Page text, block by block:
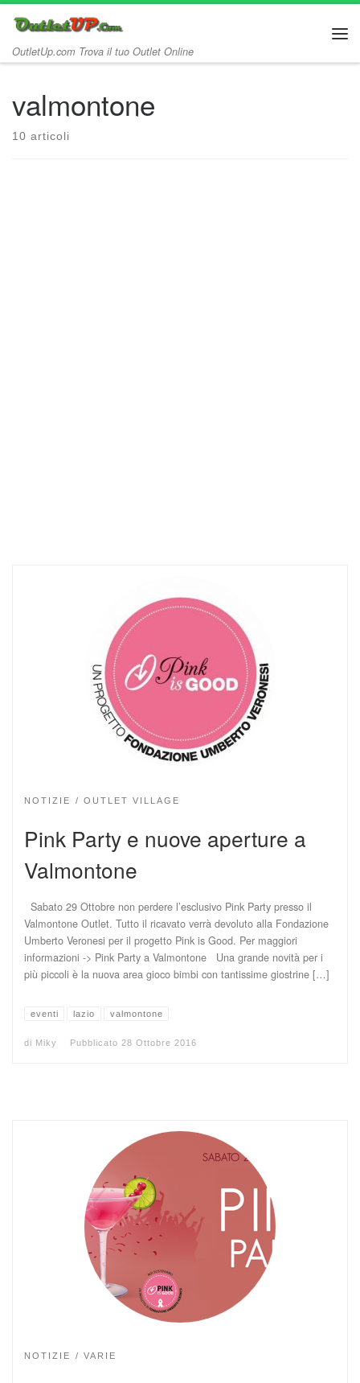
Passa al contenuto
OutletUp.com Trova il tuo Outlet Online
valmontone
10 articoli
NOTIZIE OUTLET VILLAGE
Pink Party e nuove aperture a
Valmontone
Sabato 29 Ottobre non perdere l’esclusivo Pink Party presso il
Valmontone Outlet. Tutto il ricavato verrà devoluto alla Fondazione
Umberto Veronesi per il progetto Pink is Good. Per maggiori
informazioni -> Pink Party a Valmontone Una grande novità per i
più piccoli è la nuova area gioco bimbi con tantissime giostrine […]
eventi lazio valmontone
di Miky Pubblicato 28 Ottobre 2016
NOTIZIE VARIE